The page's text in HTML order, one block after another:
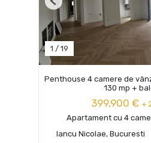
1 / 19
Previous
Penthouse 4 camere de
130 mp +
399,900 € +
Apartament cu 4
Iancu Nicolae, Bucuresti